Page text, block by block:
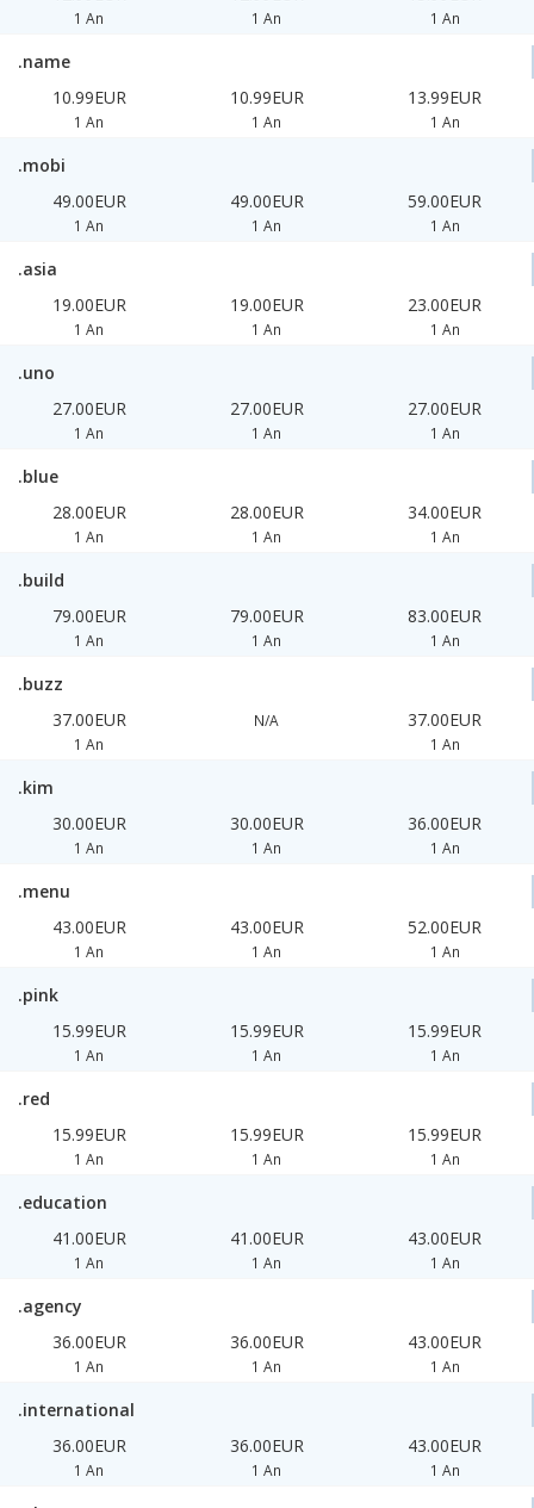
1 An 1 An 1 An
.name
10.99EUR
1 An
10.99EUR
1 An
13.99EUR
1 An
.mobi
49.00EUR
1 An
49.00EUR
1 An
59.00EUR
1 An
.asia
19.00EUR
1 An
19.00EUR
1 An
23.00EUR
1 An
.uno
27.00EUR
1 An
27.00EUR
1 An
27.00EUR
1 An
.blue
28.00EUR
1 An
28.00EUR
1 An
34.00EUR
1 An
.build
79.00EUR
1 An
79.00EUR
1 An
83.00EUR
1 An
.buzz
37.00EUR
1 An
N/A 37.00EUR
1 An
.kim
30.00EUR
1 An
30.00EUR
1 An
36.00EUR
1 An
.menu
43.00EUR
1 An
43.00EUR
1 An
52.00EUR
1 An
.pink
15.99EUR
1 An
15.99EUR
1 An
15.99EUR
1 An
.red
15.99EUR
1 An
15.99EUR
1 An
15.99EUR
1 An
.education
41.00EUR
1 An
41.00EUR
1 An
43.00EUR
1 An
.agency
36.00EUR
1 An
36.00EUR
1 An
43.00EUR
1 An
.international
36.00EUR
1 An
36.00EUR
1 An
43.00EUR
1 An